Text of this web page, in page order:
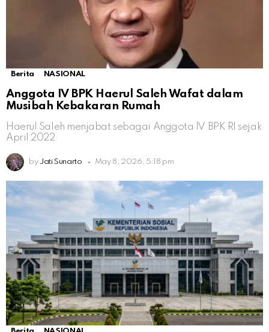
Berita NASIONAL
Anggota IV BPK Haerul Saleh Wafat dalam
Musibah Kebakaran Rumah
Haerul Saleh menjabat sebagai Anggota IV BPK RI sejak
April 2022
by Jati Sunarto May 8, 2026, 5:18 pm